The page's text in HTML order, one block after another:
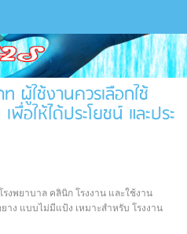
ผู้ใช้งานควรเลือกใช้
อให้ได้ประโยชน์ และประ
งพยาบาล คลินิก โรงงาน และใช้งาน
าง แบบไม่มีแป้ง เหมาะสำหรับ โรงงาน